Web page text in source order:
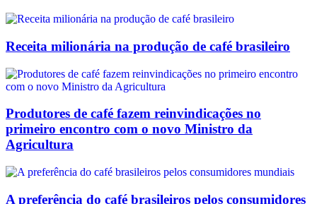
Receita milionária na produção de café brasileiro
Produtores de café fazem reinvindicações no
primeiro encontro com o novo Ministro da
Agricultura
A preferência do café brasileiros pelos consumidores